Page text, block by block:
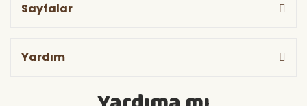
Sayfalar
Yardım